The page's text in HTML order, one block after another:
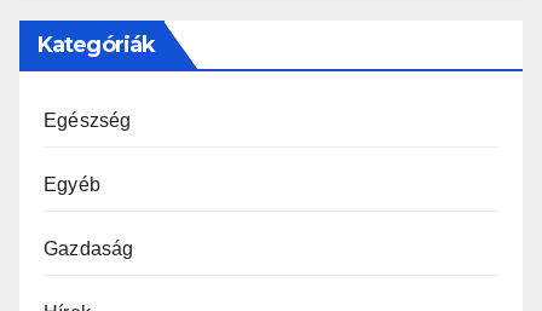
Kategóriák
Egészség
Egyéb
Gazdaság